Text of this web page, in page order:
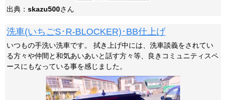
出典： skazu500さん
洗車(いちごS･R-BLOCKER)･BB仕上げ
いつもの手洗い洗車です。 拭き上げ中には、洗車談義をされてい
る方々や仲間と和気あいあいと話す方々等、良きコミュニティスペ
ースにもなっている事を感じました。